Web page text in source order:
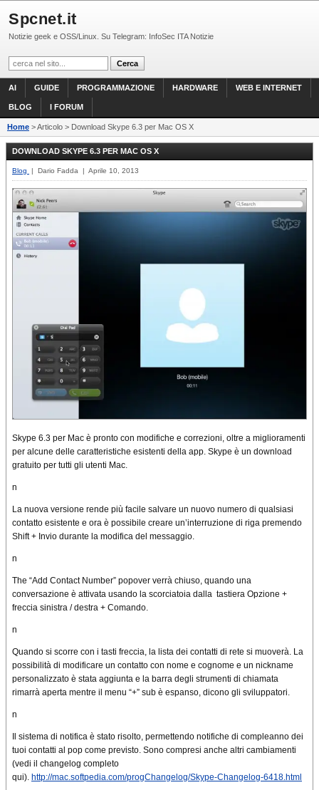
Spcnet.it
Notizie geek e OSS/Linux. Su Telegram: InfoSec ITA Notizie
AI GUIDE PROGRAMMAZIONE HARDWARE WEB E INTERNET
BLOG I FORUM
Home > Articolo > Download Skype 6.3 per Mac OS X
DOWNLOAD SKYPE 6.3 PER MAC OS X
Blog | Dario Fadda | Aprile 10, 2013
Skype 6.3 per Mac è pronto con modifiche e correzioni, oltre a miglioramenti
per alcune delle caratteristiche esistenti della app. Skype è un download
gratuito per tutti gli utenti Mac.
n
La nuova versione rende più facile salvare un nuovo numero di qualsiasi
contatto esistente e ora è possibile creare un’interruzione di riga premendo
Shift + Invio durante la modifica del messaggio.
n
The “Add Contact Number” popover verrà chiuso, quando una
conversazione è attivata usando la scorciatoia dalla tastiera Opzione +
freccia sinistra / destra + Comando.
n
Quando si scorre con i tasti freccia, la lista dei contatti di rete si muoverà. La
possibilità di modificare un contatto con nome e cognome e un nickname
personalizzato è stata aggiunta e la barra degli strumenti di chiamata
rimarrà aperta mentre il menu “+” sub è espanso, dicono gli sviluppatori.
n
Il sistema di notifica è stato risolto, permettendo notifiche di compleanno dei
tuoi contatti al pop come previsto. Sono compresi anche altri cambiamenti
(vedi il changelog completo
qui). http://mac.softpedia.com/progChangelog/Skype-Changelog-6418.html